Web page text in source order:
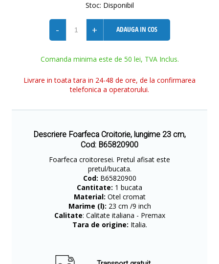
Stoc: Disponibil
- + ADAUGA IN COS
Comanda minima este de 50 lei, TVA Inclus.
Livrare in toata tara in 24-48 de ore, de la confirmarea
telefonica a operatorului.
Descriere Foarfeca Croitorie, lungime 23 cm,
Cod: B65820900
Foarfeca croitoresei. Pretul afisat este
pretul/bucata.
Cod: B65820900
Cantitate: 1 bucata
Material: Otel cromat
Marime (l): 23 cm /9 inch
Calitate: Calitate italiana - Premax
Tara de origine: Italia.